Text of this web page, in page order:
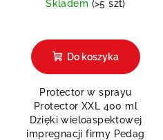
Skladem (>5 szt)
ocena
produktu
na
5
gwiazdek.
Do koszyka
Protector w sprayu
Protector XXL 400 ml
Dzięki wieloaspektowej
impregnacji firmy Pedag